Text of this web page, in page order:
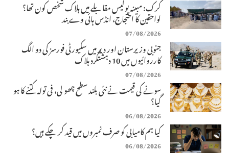
کرک: مبینہ پولیس مقابلے میں ہلاک شخص کون تھا؟
لواحقین کا احتجاج، انڈس ہائی وے بند
07/08/2026
جنوبی وزیرستان اور دیر میں سکیورٹی فورسز کی دو الگ
کارروائیوں میں 10 دہشتگرد ہلاک
07/08/2026
سونے کی قیمت نے نئی بلند سطح چھو لی، فی تولہ کتنے کا ہو
گیا؟
06/08/2026
کیا ہم کامیابی کو صرف نمبروں میں قید کر چکے ہیں؟
06/08/2026